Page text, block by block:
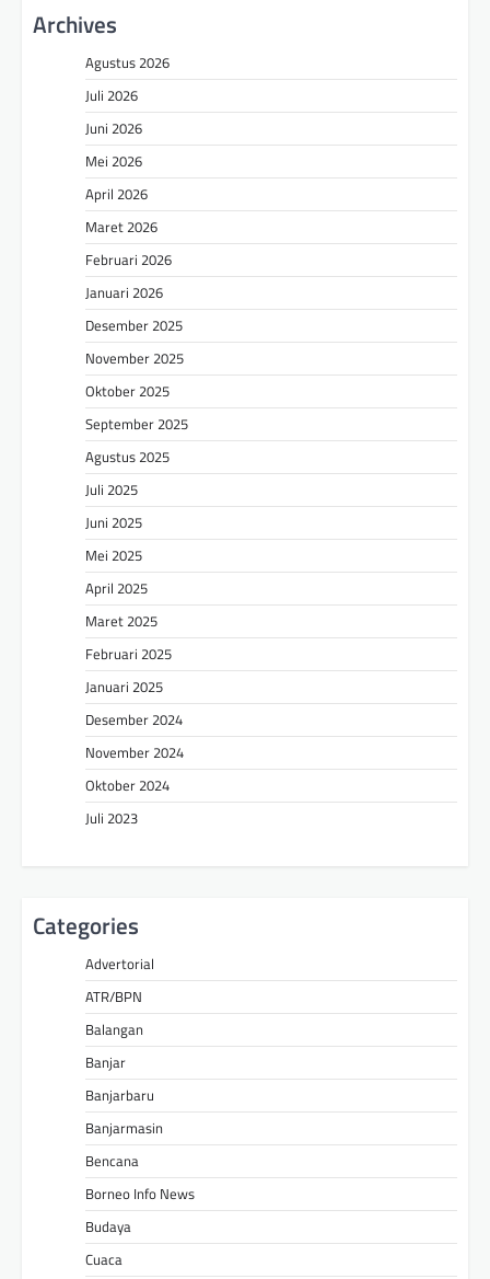
Archives
Agustus 2026
Juli 2026
Juni 2026
Mei 2026
April 2026
Maret 2026
Februari 2026
Januari 2026
Desember 2025
November 2025
Oktober 2025
September 2025
Agustus 2025
Juli 2025
Juni 2025
Mei 2025
April 2025
Maret 2025
Februari 2025
Januari 2025
Desember 2024
November 2024
Oktober 2024
Juli 2023
Categories
Advertorial
ATR/BPN
Balangan
Banjar
Banjarbaru
Banjarmasin
Bencana
Borneo Info News
Budaya
Cuaca